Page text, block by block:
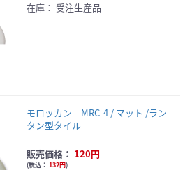
在庫： 受注生産品
モロッカン MRC-4 / マット /ラン
タン型タイル
販売価格： 120円
(税込： 132円)